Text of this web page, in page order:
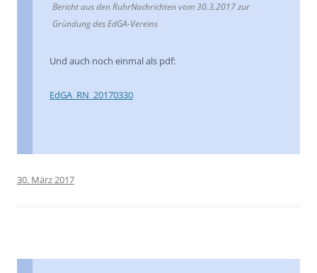
Bericht aus den RuhrNachrichten vom 30.3.2017 zur
Gründung des EdGA-Vereins
Und auch noch einmal als pdf:
EdGA_RN_20170330
30. März 2017